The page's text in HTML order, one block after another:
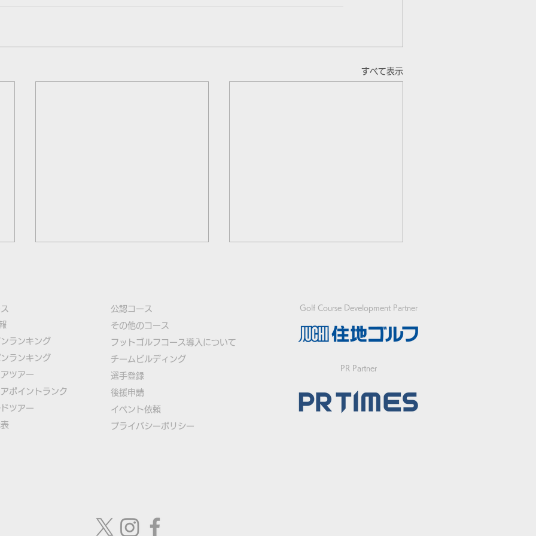
すべて表示
本物のサッカーボールを使用
したフットゴルフゲームアプ
リ「FOOTGOLF PUTT
CHALLENGE」誕生！
【緊急】FIFGユースフット
日本代表決定戦の開催につい
ランキング
ランキング
ツアー
ポイントランク
ツアー
公認コース
​その他のコース
​ フットゴルフコース導入について
​チームビルディング
選手登録​
​後援申請
​イベント依頼
プライバシーポリシー
Golf Course Development Partner
PR Partner